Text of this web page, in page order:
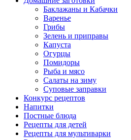
Баклажаны и Кабачки
Варенье
Грибы
Зелень и приправы
Капуста
Огурцы
Помидоры
Рыба и мясо
Салаты на зиму
Суповые заправки
Конкурс рецептов
Напитки
Постные блюда
Рецепты для детей
Рецепты для мультиварки